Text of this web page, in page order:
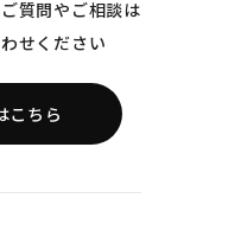
質問やご相談は
せください
こちら